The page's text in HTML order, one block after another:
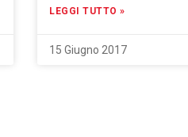
LEGGI TUTTO »
15 Giugno 2017